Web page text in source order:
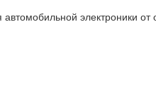
электроники